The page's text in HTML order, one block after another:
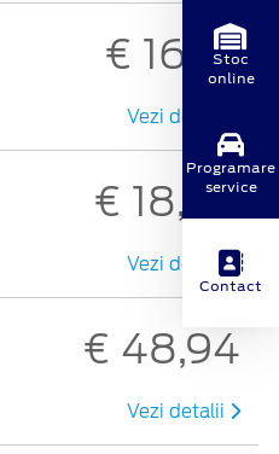
€ 16,73
Vezi detalii
€ 18,69
Vezi detalii
€ 48,94
Vezi detalii
Stoc
online
Programare
service
Contact